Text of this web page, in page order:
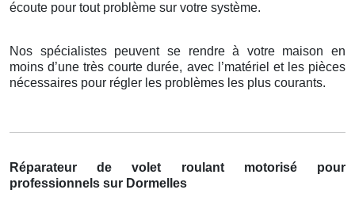
écoute pour tout problème sur votre système.
Nos spécialistes peuvent se rendre à votre maison en
moins d’une très courte durée, avec l’matériel et les pièces
nécessaires pour régler les problèmes les plus courants.
Réparateur de volet roulant motorisé pour
professionnels sur Dormelles